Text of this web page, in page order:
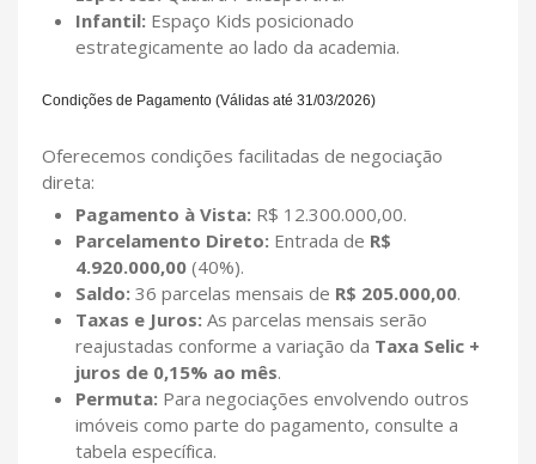
Infantil:Espaço Kids posicionado
estrategicamente ao lado da academia.
Condições de Pagamento (Válidas até 31/03/2026)
Oferecemos condições facilitadas de negociação
direta:
Pagamento à Vista:R$ 12.300.000,00.
Parcelamento Direto:Entrada de R$
4.920.000,00(40%).
Saldo:36 parcelas mensais de R$ 205.000,00.
Taxas e Juros:As parcelas mensais serão
reajustadas conforme a variação da Taxa Selic +
juros de 0,15% ao mês.
Permuta:Para negociações envolvendo outros
imóveis como parte do pagamento, consulte a
tabela específica.